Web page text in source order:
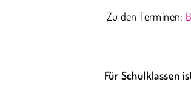
Zu den Terminen:
Für Schulklassen